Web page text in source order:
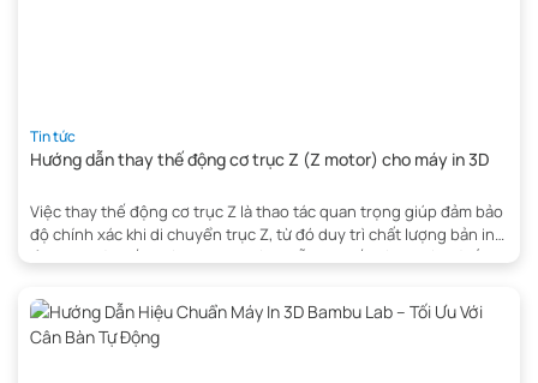
Tin tức
Hướng dẫn thay thế động cơ trục Z (Z motor) cho máy in 3D
Việc thay thế động cơ trục Z là thao tác quan trọng giúp đảm bảo
độ chính xác khi di chuyển trục Z, từ đó duy trì chất lượng bản in
ổn định. Bài viết dưới đây sẽ hướng dẫn chi tiết cách tháo và lắp